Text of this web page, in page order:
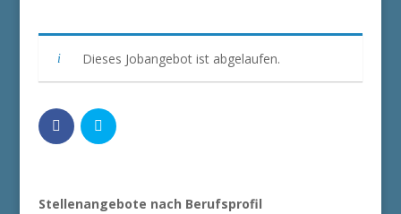
Dieses Jobangebot ist abgelaufen.
Stellenangebote nach Berufsprofil